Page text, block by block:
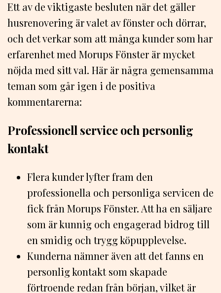
Ett av de viktigaste besluten när det gäller
husrenovering är valet av fönster och dörrar,
och det verkar som att många kunder som har
erfarenhet med Morups Fönster är mycket
nöjda med sitt val. Här är några gemensamma
teman som går igen i de positiva
kommentarerna:
Professionell service och personlig
kontakt
Flera kunder lyfter fram den
professionella och personliga servicen de
fick från Morups Fönster. Att ha en säljare
som är kunnig och engagerad bidrog till
en smidig och trygg köpupplevelse.
Kunderna nämner även att det fanns en
personlig kontakt som skapade
förtroende redan från början, vilket är